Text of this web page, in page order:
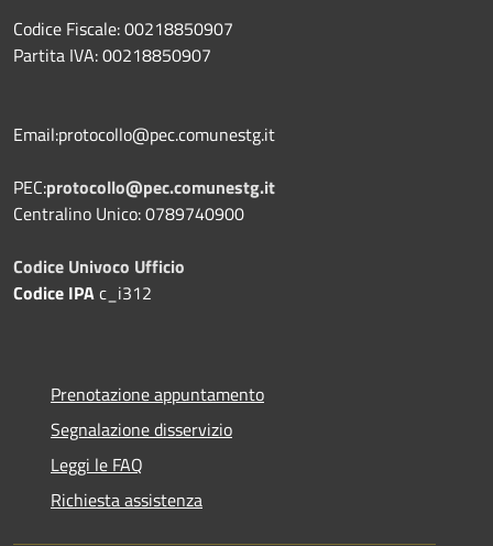
Codice Fiscale: 00218850907
Partita IVA: 00218850907
Email:protocollo@pec.comunestg.it
PEC:protocollo@pec.comunestg.it
Centralino Unico: 0789740900
Codice Univoco Ufficio
Codice IPAc_i312
Prenotazione appuntamento
Segnalazione disservizio
Leggi le FAQ
Richiesta assistenza